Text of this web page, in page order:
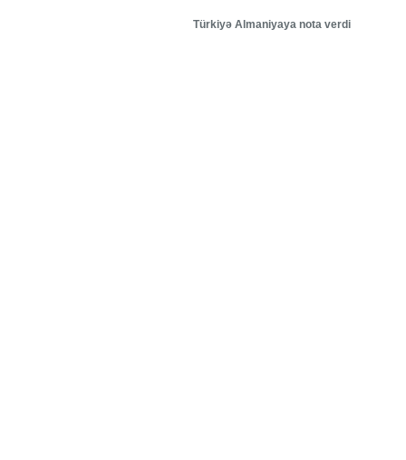
Türkiyə Almaniyaya nota verdi